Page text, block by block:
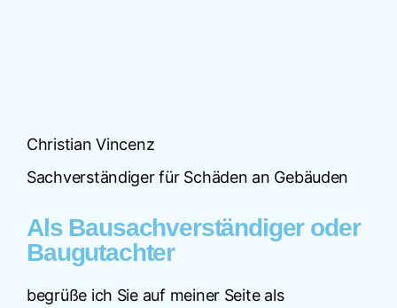
Christian Vincenz
Sachverständiger für Schäden an Gebäuden
Als Bausachverständiger oder
Baugutachter
begrüße ich Sie auf meiner Seite als